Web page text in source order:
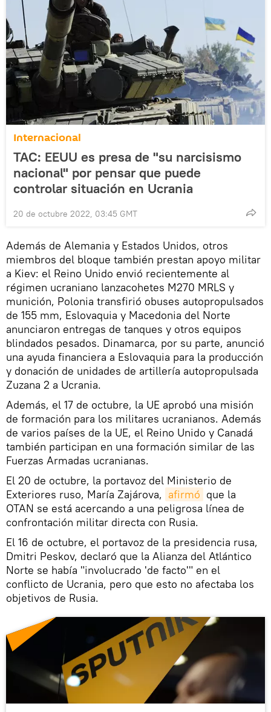
Internacional
TAC: EEUU es presa de "su narcisismo
nacional" por pensar que puede
controlar situación en Ucrania
20 de octubre 2022, 03:45 GMT
Además de Alemania y Estados Unidos, otros
miembros del bloque también prestan apoyo militar
a Kiev: el Reino Unido envió recientemente al
régimen ucraniano lanzacohetes M270 MRLS y
munición, Polonia transfirió obuses autopropulsados
de 155 mm, Eslovaquia y Macedonia del Norte
anunciaron entregas de tanques y otros equipos
blindados pesados. Dinamarca, por su parte, anunció
una ayuda financiera a Eslovaquia para la producción
y donación de unidades de artillería autopropulsada
Zuzana 2 a Ucrania.
Además, el 17 de octubre, la UE aprobó una misión
de formación para los militares ucranianos. Además
de varios países de la UE, el Reino Unido y Canadá
también participan en una formación similar de las
Fuerzas Armadas ucranianas.
El 20 de octubre, la portavoz del Ministerio de
Exteriores ruso, María Zajárova, afirmó que la
OTAN se está acercando a una peligrosa línea de
confrontación militar directa con Rusia.
El 16 de octubre, el portavoz de la presidencia rusa,
Dmitri Peskov, declaró que la Alianza del Atlántico
Norte se había "involucrado 'de facto'" en el
conflicto de Ucrania, pero que esto no afectaba los
objetivos de Rusia.